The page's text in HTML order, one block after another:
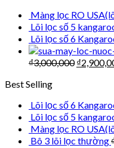
Màng lọc RO
Lõi lọc số 5
Lõi lọc số 6
₫3,000,000 ₫
Best Selling
Lõi lọc số 6
Lõi lọc số 5
Màng lọc RO
Bô 3 lõi lọc thường